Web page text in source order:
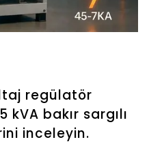
regülatör
kVA bakır sargılı
inceleyin.